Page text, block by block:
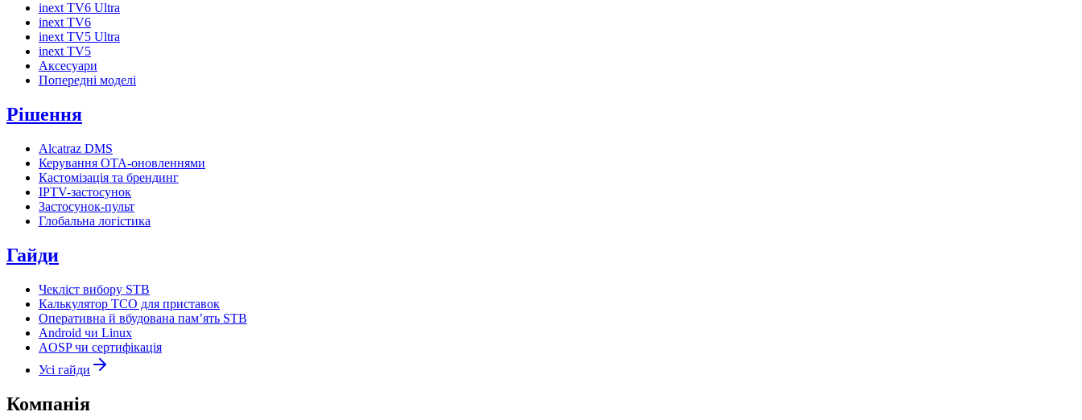
inext TV6 Ultra
inext TV6
inext TV5 Ultra
inext TV5
Аксесуари
Попередні моделі
Рішення
Alcatraz DMS
Керування OTA-оновленнями
Кастомізація та брендинг
IPTV-застосунок
Застосунок-пульт
Глобальна логістика
Гайди
Чекліст вибору STB
Калькулятор TCO для приставок
Оперативна й вбудована пам’ять STB
Android чи Linux
AOSP чи сертифікація
Усі гайди
Компанія